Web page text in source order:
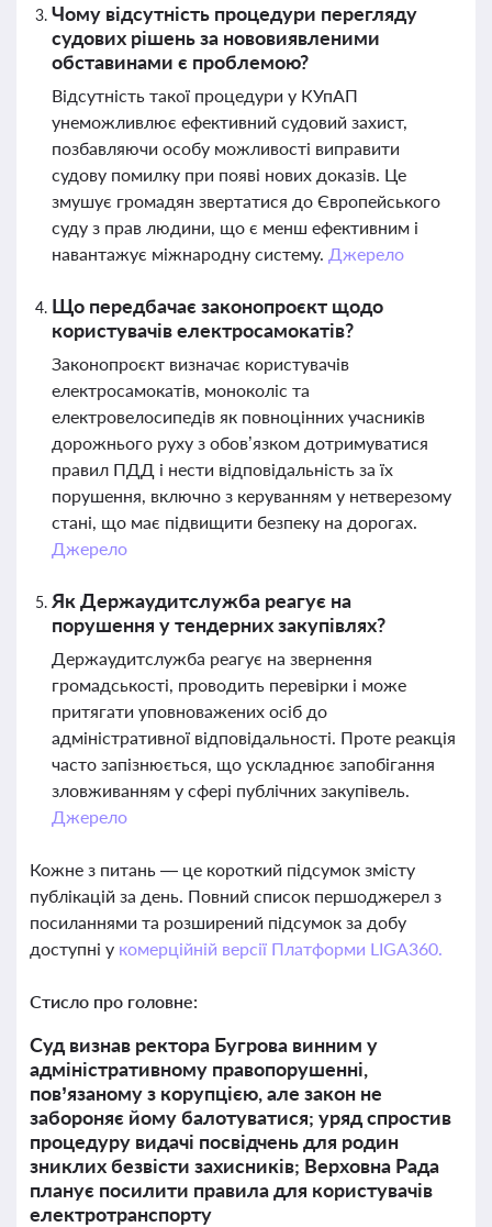
Чому відсутність процедури перегляду
судових рішень за нововиявленими
обставинами є проблемою?
Відсутність такої процедури у КУпАП
унеможливлює ефективний судовий захист,
позбавляючи особу можливості виправити
судову помилку при появі нових доказів. Це
змушує громадян звертатися до Європейського
суду з прав людини, що є менш ефективним і
навантажує міжнародну систему. Джерело
Що передбачає законопроєкт щодо
користувачів електросамокатів?
Законопроєкт визначає користувачів
електросамокатів, моноколіс та
електровелосипедів як повноцінних учасників
дорожнього руху з обов’язком дотримуватися
правил ПДД і нести відповідальність за їх
порушення, включно з керуванням у нетверезому
стані, що має підвищити безпеку на дорогах.
Джерело
Як Держаудитслужба реагує на
порушення у тендерних закупівлях?
Держаудитслужба реагує на звернення
громадськості, проводить перевірки і може
притягати уповноважених осіб до
адміністративної відповідальності. Проте реакція
часто запізнюється, що ускладнює запобігання
зловживанням у сфері публічних закупівель.
Джерело
Кожне з питань — це короткий підсумок змісту
публікацій за день. Повний список першоджерел з
посиланнями та розширений підсумок за добу
доступні у комерційній версії Платформи LIGA360.
Стисло про головне:
Суд визнав ректора Бугрова винним у
адміністративному правопорушенні,
пов’язаному з корупцією, але закон не
забороняє йому балотуватися; уряд спростив
процедуру видачі посвідчень для родин
зниклих безвісти захисників; Верховна Рада
планує посилити правила для користувачів
електротранспорту